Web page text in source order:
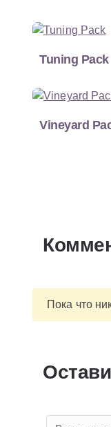
Tuning Pack
Vineyard
Пока что